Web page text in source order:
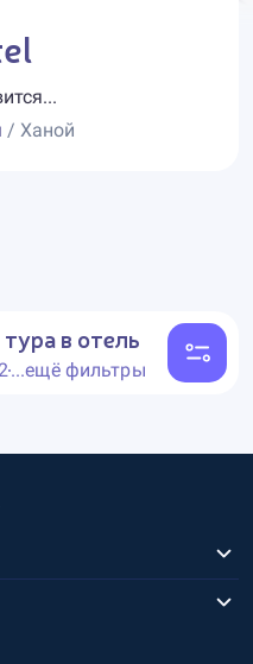
/ Ханой
в отель
...ещё фильтры